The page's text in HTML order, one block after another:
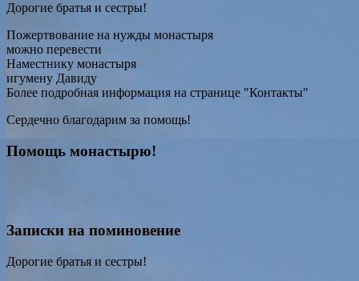
Дорогие братья и сестры!
Пожертвование на нужды монастыря
можно перевести
Наместнику монастыря
игумену Давиду
Более подробная информация на странице "Контакты"
Сердечно благодарим за помощь!
Помощь монастырю!
Записки на поминовение
Дорогие братья и сестры!